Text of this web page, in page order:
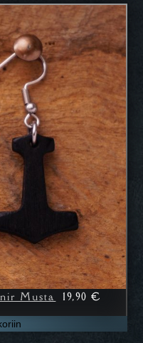
Musta 19,90€